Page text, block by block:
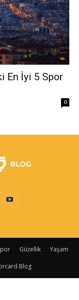
En İyi 5 Spor
0
Güzellik Yaşam
Blog